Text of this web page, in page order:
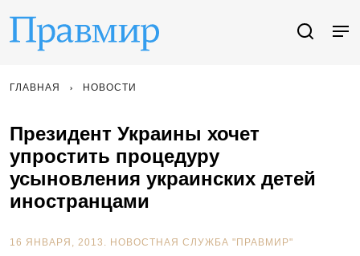
ГЛАВНАЯ НОВОСТИ
Президент Украины хочет
упростить процедуру
усыновления украинских детей
иностранцами
16 ЯНВАРЯ, 2013. НОВОСТНАЯ СЛУЖБА "ПРАВМИР"